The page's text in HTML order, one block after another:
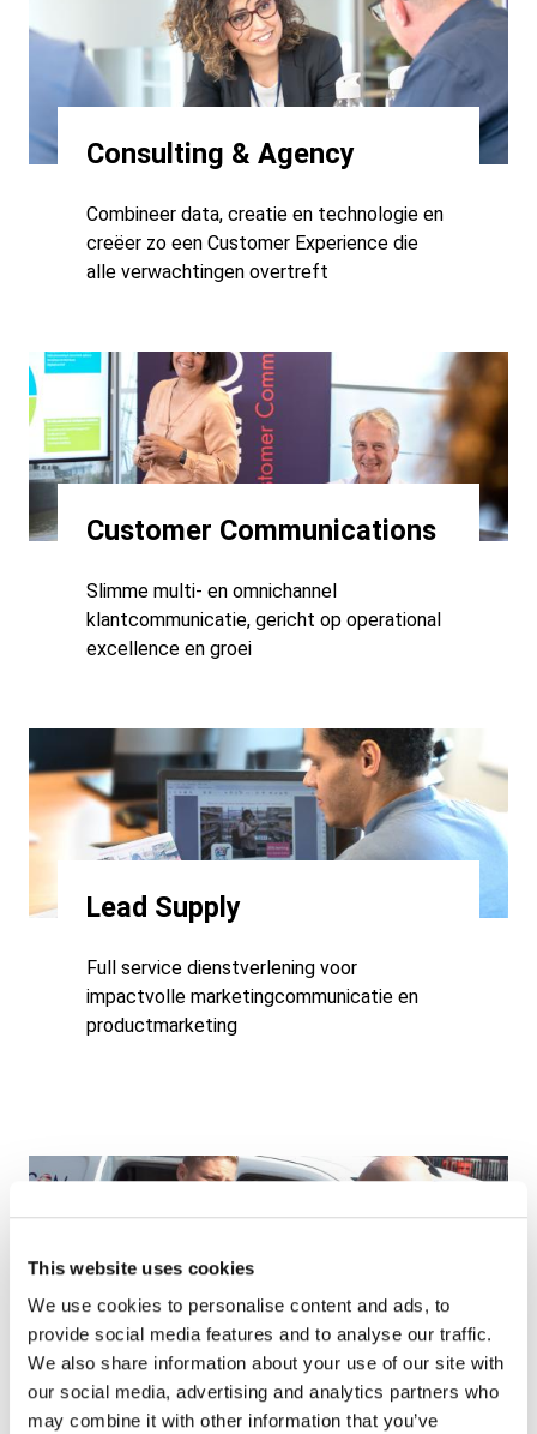
This website uses cookies
We use cookies to personalise content and ads, to
provide social media features and to analyse our traffic.
We also share information about your use of our site with
our social media, advertising and analytics partners who
may combine it with other information that you’ve
Consulting & Agency
Combineer data, creatie en technologie en
creëer zo een Customer Experience die
alle verwachtingen overtreft
Customer Communications
Slimme multi- en omnichannel
klantcommunicatie, gericht op operational
excellence en groei
Lead Supply
Full service dienstverlening voor
impactvolle marketingcommunicatie en
productmarketing
Fulfilment
Innovatie en efficiency in e-commerce,
fulfilment en logistieke oplossingen